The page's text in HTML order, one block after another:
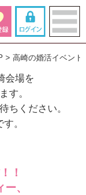
高崎の婚活イベント
会場を
す。
ちください。
。
！
、